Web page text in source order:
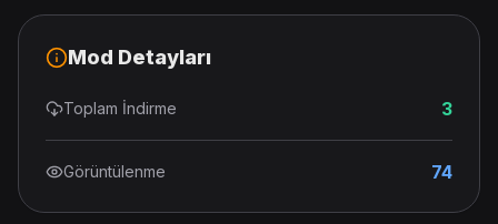
Mod Detayları
Toplam İndirme 3
Görüntülenme 74